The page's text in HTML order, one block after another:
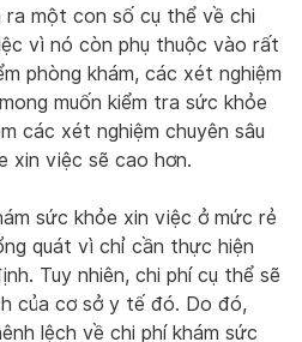
một con số cụ thể về chi
vì nó còn phụ thuộc vào rất
phòng khám, các xét nghiệm
muốn kiểm tra sức khỏe
các xét nghiệm chuyên sâu
xin việc sẽ cao hơn.
sức khỏe xin việc ở mức rẻ
quát vì chỉ cần thực hiện
Tuy nhiên, chi phí cụ thể sẽ
của cơ sở y tế đó. Do đó,
lệch về chi phí khám sức